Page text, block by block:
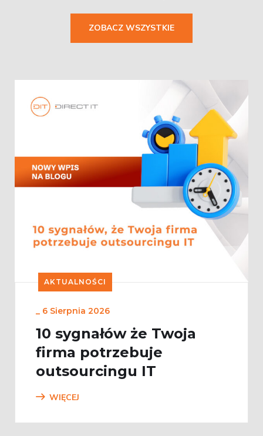
ZOBACZ WSZYSTKIE
AKTUALNOŚCI
_ 6 Sierpnia 2026
10 sygnałów że Twoja
firma potrzebuje
outsourcingu IT
WIĘCEJ